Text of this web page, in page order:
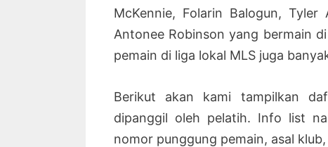
McKennie, Folarin Balogun,
Antonee Robinson yang bermain
pemain di liga lokal MLS juga
Berikut akan kami tampilkan
dipanggil oleh pelatih. Info list
nomor punggung pemain, asal